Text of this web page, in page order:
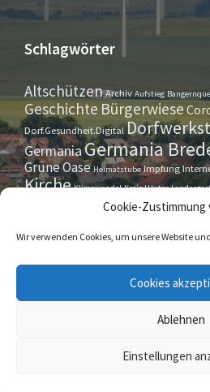
Cookie-Zustimmung
Wir verwenden Cookies, um unsere Website
Cookies
Ablehnen
Einstellungen
Schlagwörter
AltschützenArchiv Aufstieg
Geschichte Bürgerwiese
Dorf.Gesundheit.Digital
GermaniaGermania
Grüne Oase Heimatstube Impfung
Kirche Klimawandel Kreis Höxter
Maurer- u.
Straßensperrung Tennis